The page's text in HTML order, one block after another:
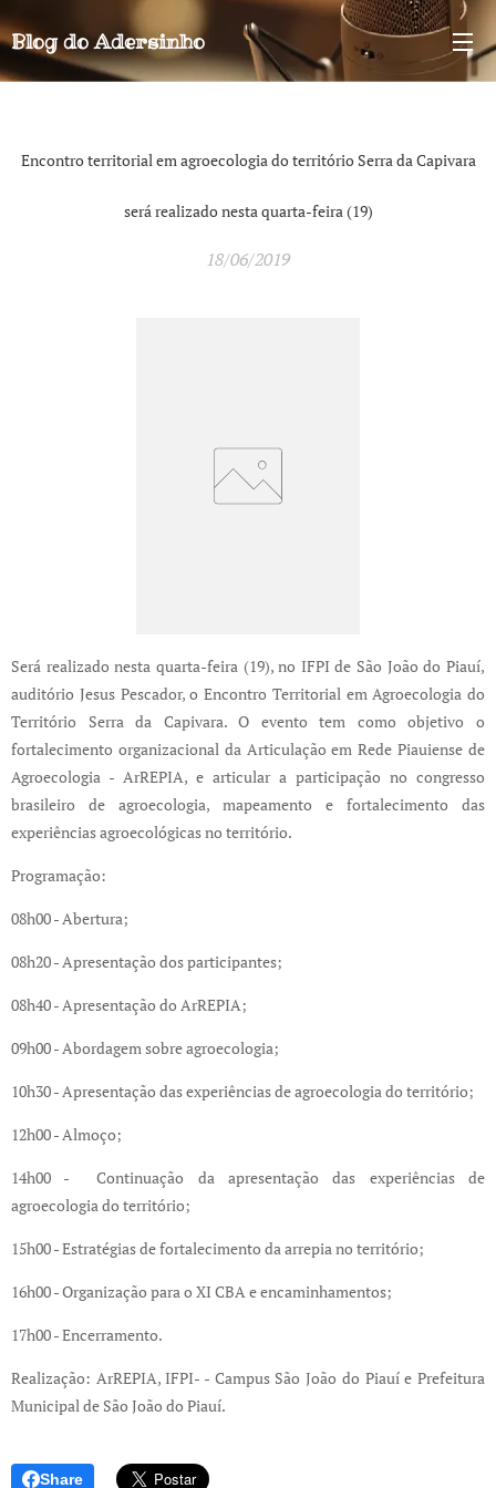
Blog doAdersinho
Encontro territorial em agroecologia do território Serra da Capivara
será realizado nesta quarta-feira (19)
18/06/2019
Será realizado nesta quarta-feira (19), no IFPI de São João do Piauí,
auditório Jesus Pescador, o Encontro Territorial em Agroecologia do
Território Serra da Capivara. O evento tem como objetivo o
fortalecimento organizacional da Articulação em Rede Piauiense de
Agroecologia - ArREPIA, e articular a participação no congresso
brasileiro de agroecologia, mapeamento e fortalecimento das
experiências agroecológicas no território.
Programação:
08h00 - Abertura;
08h20 - Apresentação dos participantes;
08h40 - Apresentação do ArREPIA;
09h00 - Abordagem sobre agroecologia;
10h30 - Apresentação das experiências de agroecologia do território;
12h00 - Almoço;
14h00 - Continuação da apresentação das experiências de
agroecologia do território;
15h00 - Estratégias de fortalecimento da arrepia no território;
16h00 - Organização para o XI CBA e encaminhamentos;
17h00 - Encerramento.
Realização: ArREPIA, IFPI- - Campus São João do Piauí e Prefeitura
Municipal de São João do Piauí.
Share